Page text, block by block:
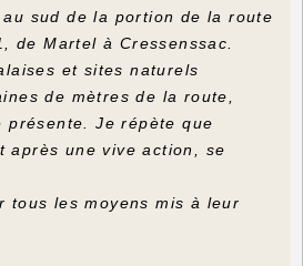
sud de la portion de la route
Martel à Cressenssac.
et sites naturels
de mètres de la route,
Je répète que
après une vive action, se
tous les moyens mis à leur